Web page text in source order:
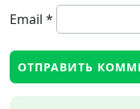
Email *